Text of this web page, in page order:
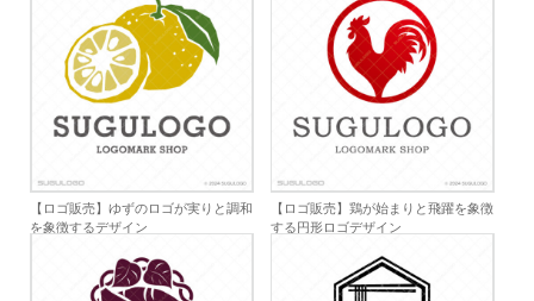
【ロゴ販売】ゆずのロゴが実りと調和
を象徴するデザイン
【ロゴ販売】鶏が始まりと飛躍を象徴
する円形ロゴデザイン